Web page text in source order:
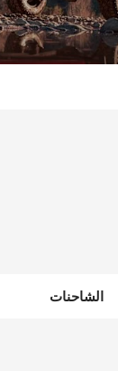
الشاحنات